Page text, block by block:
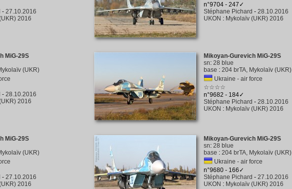
- 27.10.2016
2016
n°9704 - 247✓
Stéphane Pichard - 28.10.2016
UKON : Mykolaïv (UKR) 2016
MiG-29S
(UKR)
- 28.10.2016
2016
Mikoyan-Gurevich MiG-29S
sn: 28 blue
base : 204 brTA, Mykolaïv (UKR)
Ukraine - air force
☆☆☆☆
n°9682 - 184✓
Stéphane Pichard - 28.10.2016
UKON : Mykolaïv (UKR) 2016
MiG-29S
(UKR)
- 27.10.2016
2016
Mikoyan-Gurevich MiG-29S
sn: 28 blue
base : 204 brTA, Mykolaïv (UKR)
Ukraine - air force
n°9680 - 166✓
Stéphane Pichard - 27.10.2016
UKON : Mykolaïv (UKR) 2016